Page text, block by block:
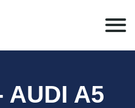
AUDI A5